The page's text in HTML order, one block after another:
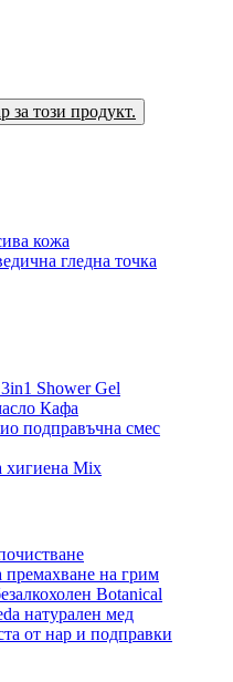
за този продукт.
кожа
гледна точка
Shower Gel
Кафа
подправъчна смес
хигиена Mix
на грим
Botanical
натурален мед
от нар и подправки